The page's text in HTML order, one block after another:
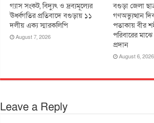
গ্যাস সংকট, বিদ্যুৎ ও দ্রব্যমূল্যের
ঊর্ধ্বগতির প্রতিবাদে বগুড়ায় ১১
দলীয় এক্য স্মারকলিপি
August 7, 2026
বগুড়া জেলা
গণঅভ্যুত্থান
পতাকায় বীর
পরিবারের
প্রদান
August 6, 2026
Leave a Reply